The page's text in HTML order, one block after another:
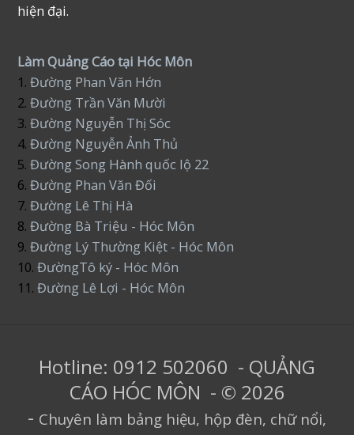
hiện đại.
Làm Quảng Cáo tại Hóc Môn
1.Đường Phan Văn Hớn
2.Đường Trần Văn Mười
3.Đường Nguyễn Thị Sóc
4. Đường Nguyễn Ảnh Thủ
5.Đường Song Hành quốc lộ 22
6.Đường Phan Văn Đối
7. Đường Lê Thị Hà
8.Đường Bà Triệu - Hóc Môn
9.Đường Lý Thường Kiệt - Hóc Môn
10.ĐườngTô ký - Hóc Môn
11.Đường Lê Lợi - Hóc Môn
Hotline: 0912 502060 - QUẢNG
CÁO HÓC MÔN - © 2026
- Chuyên làm bảng hiệu, hộp đèn, chữ nổi,